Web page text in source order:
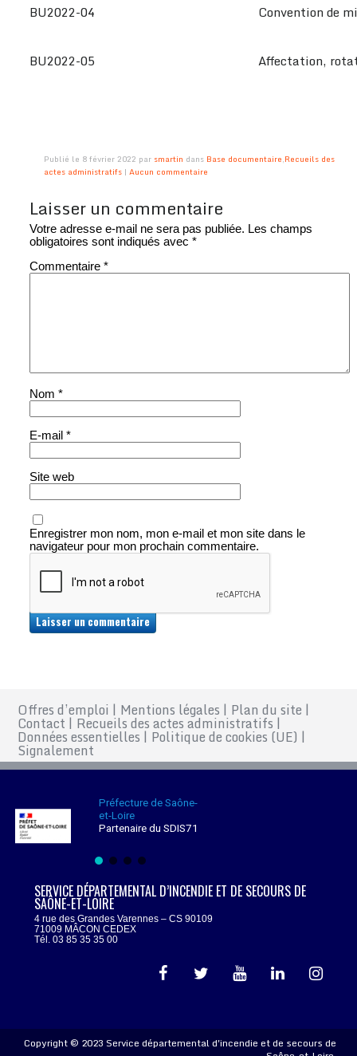
BU2022-04 Convention de
BU2022-05 Affectation,
Publié le 8 février 2022 par smartin dans Base documentaire,Recueils des
actes administratifs |Aucun commentaire
Laisser un commentaire
Votre adresse e-mail ne sera pas publiée. Les champs
obligatoires sont indiqués avec*
Commentaire*
Nom*
E-mail*
Site web
Enregistrer mon nom, mon e-mail et mon site dans le
navigateur pour mon prochain commentaire.
Offres d’emploi | Mentions légales | Plan du site |
Contact | Recueils des actes administratifs |
Données essentielles | Politique de cookies (UE) |
Signalement
Préfecture de Saône-
et-Loire
Partenaire du SDIS71
SERVICE DÉPARTEMENTAL D’INCENDIE ET DE SECOURS DE
SAÔNE-ET-LOIRE
4 rue des Grandes Varennes – CS 90109
71009 MÂCON CEDEX
Tél. 03 85 35 35 00
Copyright © 2023 Service départemental d'incendie et de secours de